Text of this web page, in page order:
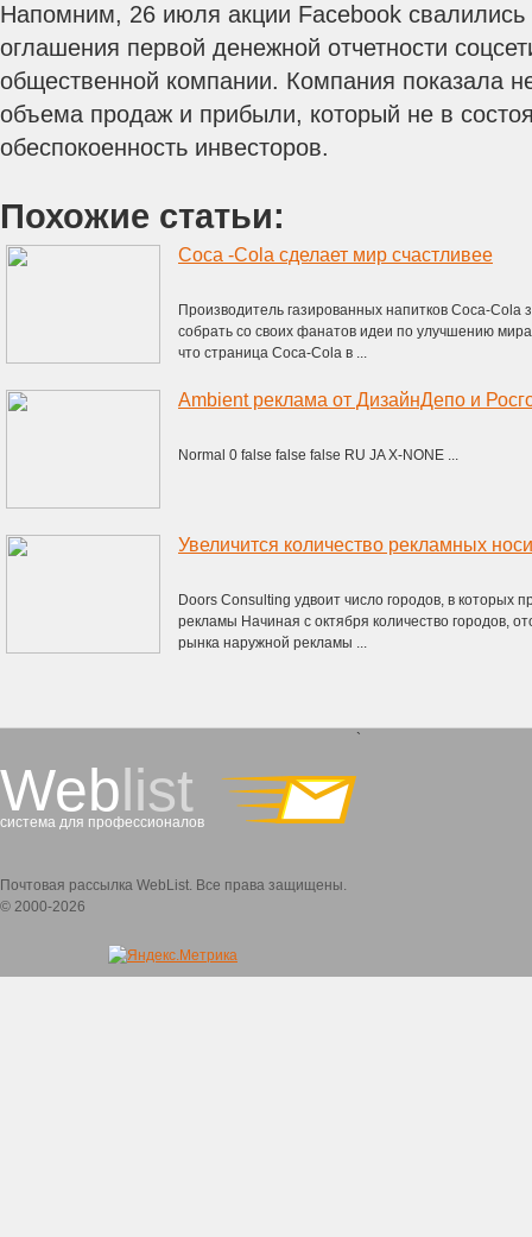
Напомним, 26 июля акции Facebook свалились
оглашения первой денежной отчетности
общественной компании. Компания показала
объема продаж и прибыли, который не в
обеспокоенность инвесторов.
Похожие статьи:
Coca -Cola сделает мир счастливее
Производитель газированных напитков Coca-
собрать со своих фанатов идеи по улучшению
что страница Coca-Cola в ...
Ambient реклама от ДизайнДепо и
Normal 0 false false false RU JA X-NONE ...
Увеличится количество рекламных
Doors Consulting удвоит число городов, в которых
рекламы Начиная с октября количество городов,
рынка наружной рекламы ...
Weblist
система для профессионалов
`
Почтовая рассылка WebList. Все права защищены.
© 2000-2026